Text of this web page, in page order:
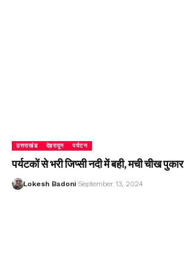
उत्तराखंड देहरादून पर्यटन
पर्यटकों से भरी जिप्सी नदी में बही, मची चीख पुकार
Lokesh Badoni September 13, 2024